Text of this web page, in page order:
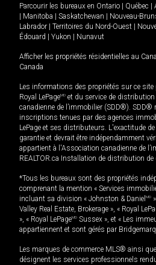
Parcourir les bureaux en Ontario Québec
Manitoba Saskatchewan Nouveau-
Labrador
Territoires du Nord-Ouest
Édouard
Yukon Nunavut
Afficher les propriétés résidentielles au
Canada
Les informations des propriétés sur ce
Royal LePageMD et du service de
canadienne de l’immobilier (SDD®). SDD®
inscriptions tenues par des agences
LePage et ses distributeurs. L'exactitude
garantie et devrait être indépendamment
appartient à l'Association canadienne de
REALTOR.ca Installation de distribution de
*Tous les bureaux sont des propriétés
comprenant la mention « Services
incluant sa division « Johnston & Daniel MD
Valley Real Estate, Brokerage », « Royal
», « Royal LePageMD Sussex », et « Les
appartiennent et sont gérés par
Les marques de commerce MLS® ainsi
désignent les services professionnels